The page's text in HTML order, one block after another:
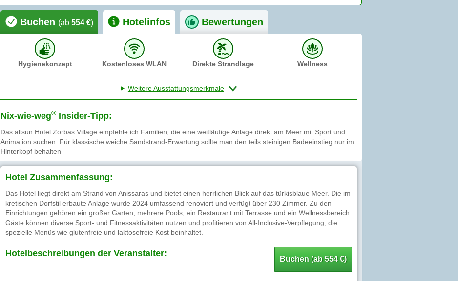
Buchen (ab 554 €) Hotelinfos Bewertungen
Hygienekonzept Kostenloses WLAN Direkte Strandlage Wellness
Weitere Ausstattungsmerkmale
Nix-wie-weg® Insider-Tipp:
Das allsun Hotel Zorbas Village empfehle ich Familien, die eine weitläufige Anlage direkt am Meer mit Sport und
Animation suchen. Für klassische weiche Sandstrand-Erwartung sollte man den teils steinigen Badeeinstieg nur im
Hinterkopf behalten.
Hotel Zusammenfassung:
Das Hotel liegt direkt am Strand von Anissaras und bietet einen herrlichen Blick auf das türkisblaue Meer. Die im
kretischen Dorfstil erbaute Anlage wurde 2024 umfassend renoviert und verfügt über 230 Zimmer. Zu den
Einrichtungen gehören ein großer Garten, mehrere Pools, ein Restaurant mit Terrasse und ein Wellnessbereich.
Gäste können diverse Sport- und Fitnessaktivitäten nutzen und profitieren von All-Inclusive-Verpflegung, die
spezielle Menüs wie glutenfreie und laktosefreie Kost beinhaltet.
Hotelbeschreibungen der Veranstalter:
Buchen (ab 554 €)